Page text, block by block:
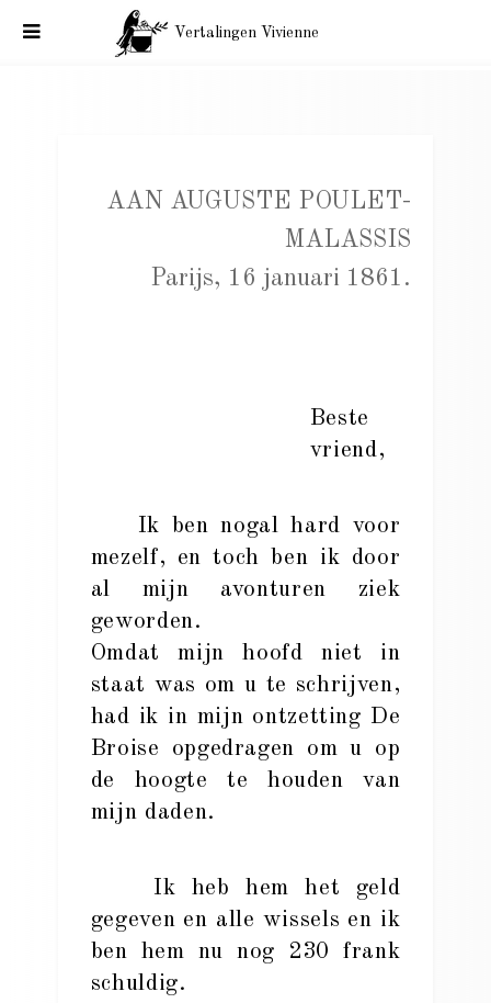
Vertalingen Vivienne
AAN AUGUSTE POULET-
MALASSIS
Parijs, 16 januari 1861.
Beste
vriend,
Ik ben nogal hard voor
mezelf, en toch ben ik door
al mijn avonturen ziek
geworden.
Omdat mijn hoofd niet in
staat was om u te schrijven,
had ik in mijn ontzetting De
Broise opgedragen om u op
de hoogte te houden van
mijn daden.
Ik heb hem het geld
gegeven en alle wissels en ik
ben hem nu nog 230 frank
schuldig.